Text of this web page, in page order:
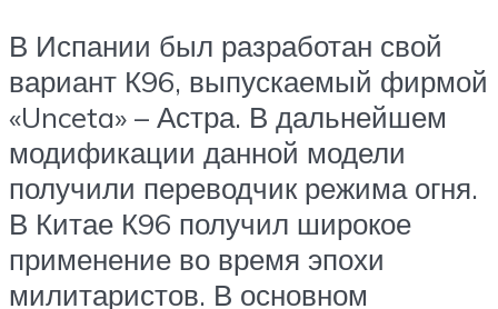
В Испании был разработан свой
вариант К96, выпускаемый фирмой
«Unceta» – Астра. В дальнейшем
модификации данной модели
получили переводчик режима огня.
В Китае К96 получил широкое
применение во время эпохи
милитаристов. В основном